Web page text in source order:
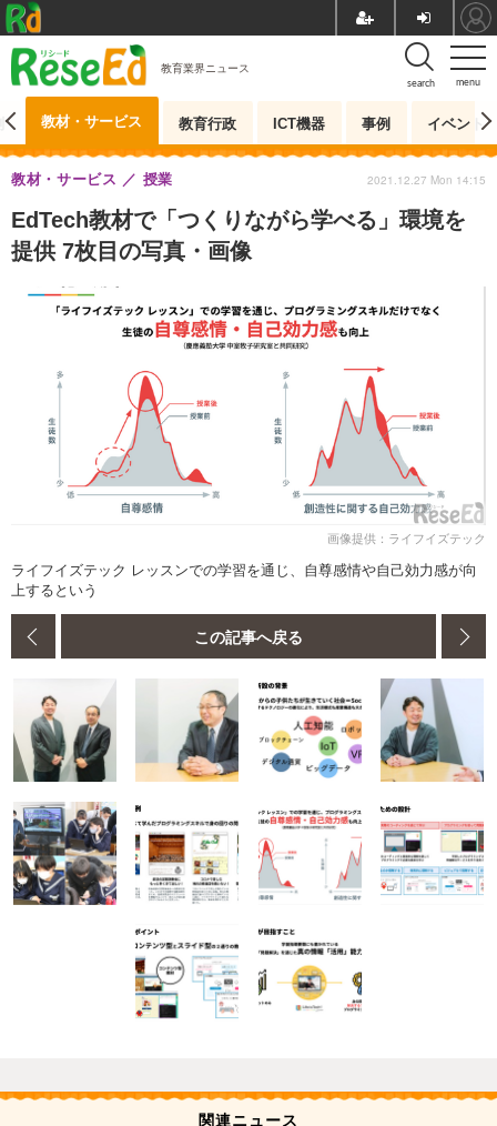
menu
search
教育業界ニュース
教材・サービス 教育行政 ICT機器 事例 イベント
EdTech教材で「つくりながら学べる」環境を
提供 7枚目の写真・画像
教材・サービス 授業 2021.12.27 Mon 14:15
画像提供：ライフイズテック
ライフイズテック レッスンでの学習を通じ、自尊感情や自己効力感が向
上するという
この記事へ戻る
関連ニュース